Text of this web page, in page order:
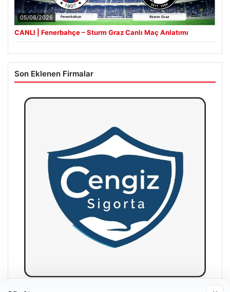
05/08/2026
CANLI | Fenerbahçe – Sturm Graz Canlı Maç Anlatımı
Son Eklenen Firmalar